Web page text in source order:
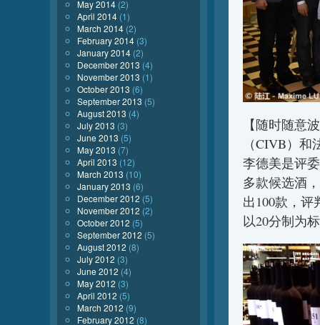
【随时随意
（CIVB）
李德美是评
多款候选酒
出100款，评
以20分制为
May 2014 (2)
April 2014 (1)
March 2014 (2)
February 2014 (3)
January 2014 (2)
December 2013 (4)
November 2013 (1)
October 2013 (6)
September 2013 (5)
August 2013 (4)
July 2013 (3)
June 2013 (5)
May 2013 (7)
April 2013 (12)
March 2013 (10)
January 2013 (6)
December 2012 (5)
November 2012 (2)
October 2012 (5)
September 2012 (5)
August 2012 (8)
July 2012 (3)
June 2012 (4)
May 2012 (3)
April 2012 (5)
March 2012 (9)
February 2012 (8)